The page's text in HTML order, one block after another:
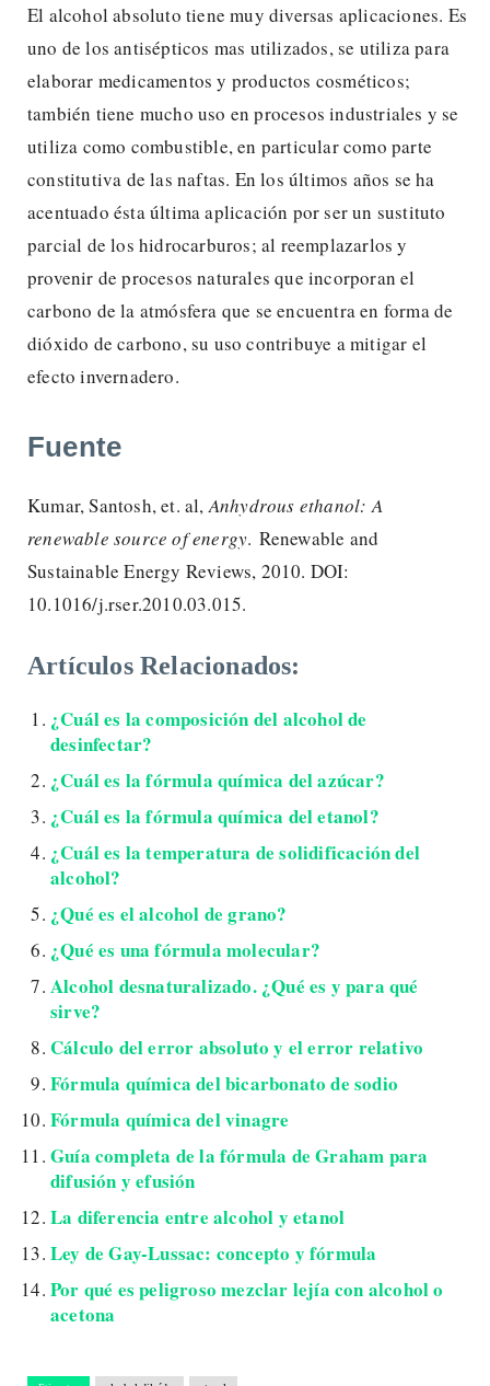
El alcohol absoluto tiene muy diversas aplicaciones. Es
uno de los antisépticos mas utilizados, se utiliza para
elaborar medicamentos y productos cosméticos;
también tiene mucho uso en procesos industriales y se
utiliza como combustible, en particular como parte
constitutiva de las naftas. En los últimos años se ha
acentuado ésta última aplicación por ser un sustituto
parcial de los hidrocarburos; al reemplazarlos y
provenir de procesos naturales que incorporan el
carbono de la atmósfera que se encuentra en forma de
dióxido de carbono, su uso contribuye a mitigar el
efecto invernadero.
Fuente
Kumar, Santosh, et. al, Anhydrous ethanol: A
renewable source of energy. Renewable and
Sustainable Energy Reviews, 2010. DOI:
10.1016/j.rser.2010.03.015.
Artículos Relacionados:
¿Cuál es la composición del alcohol de
desinfectar?
¿Cuál es la fórmula química del azúcar?
¿Cuál es la fórmula química del etanol?
¿Cuál es la temperatura de solidificación del
alcohol?
¿Qué es el alcohol de grano?
¿Qué es una fórmula molecular?
Alcohol desnaturalizado. ¿Qué es y para qué
sirve?
Cálculo del error absoluto y el error relativo
Fórmula química del bicarbonato de sodio
Fórmula química del vinagre
Guía completa de la fórmula de Graham para
difusión y efusión
La diferencia entre alcohol y etanol
Ley de Gay-Lussac: concepto y fórmula
Por qué es peligroso mezclar lejía con alcohol o
acetona